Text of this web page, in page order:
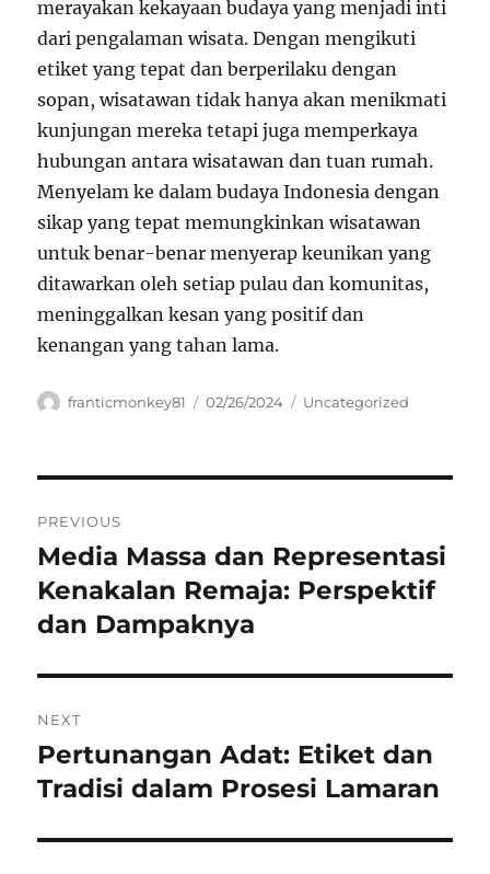
merayakan kekayaan budaya yang menjadi inti
dari pengalaman wisata. Dengan mengikuti
etiket yang tepat dan berperilaku dengan
sopan, wisatawan tidak hanya akan menikmati
kunjungan mereka tetapi juga memperkaya
hubungan antara wisatawan dan tuan rumah.
Menyelam ke dalam budaya Indonesia dengan
sikap yang tepat memungkinkan wisatawan
untuk benar-benar menyerap keunikan yang
ditawarkan oleh setiap pulau dan komunitas,
meninggalkan kesan yang positif dan
kenangan yang tahan lama.
Author
franticmonkey81
Posted
02/26/2024 Categories
Uncategorized
pos
PREVIOUS
Previous
post:
Media Massa dan Representasi
Kenakalan Remaja: Perspektif
dan Dampaknya
NEXT
Next
post:
Pertunangan Adat: Etiket dan
Tradisi dalam Prosesi Lamaran